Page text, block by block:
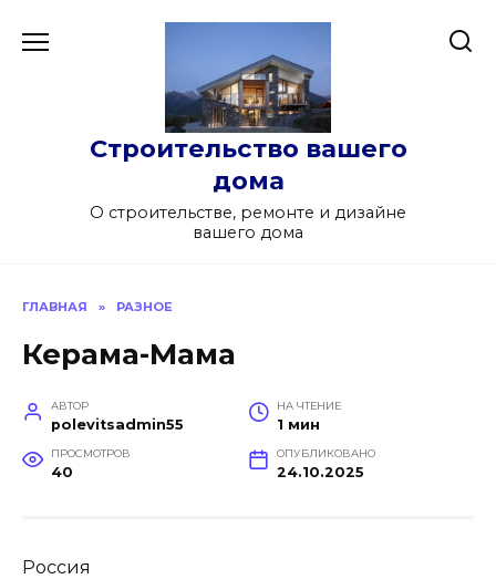
Строительство вашего
дома
О строительстве, ремонте и дизайне
вашего дома
ГЛАВНАЯ » РАЗНОЕ
Керама-Мама
АВТОР
polevitsadmin55
НА ЧТЕНИЕ
1 мин
ПРОСМОТРОВ
40
ОПУБЛИКОВАНО
24.10.2025
Россия